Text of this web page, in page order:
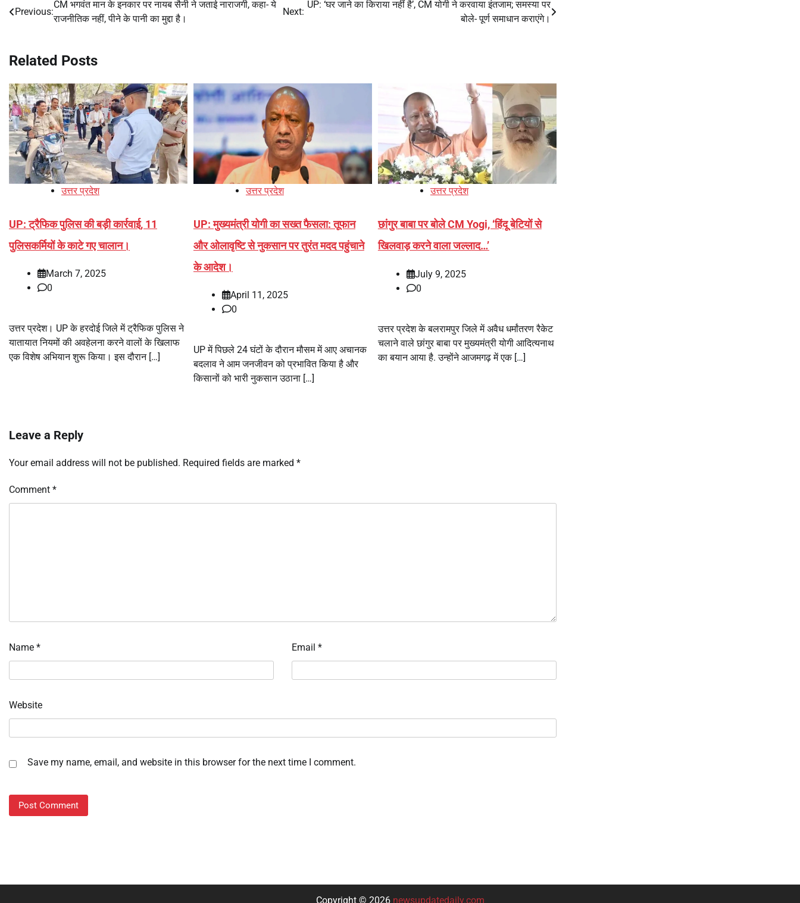
Post
Previous:
CM भगवंत मान के इनकार पर नायब सैनी ने जताई नाराजगी, कहा- ये
राजनीतिक नहीं, पीने के पानी का मुद्दा है।
Next:
UP: ‘घर जाने का किराया नहीं है’, CM योगी ने करवाया इंतजाम; समस्या पर
बोले- पूर्ण समाधान कराएंगे।
Related Posts
उत्तर प्रदेश
UP: ट्रैफिक पुलिस की बड़ी कार्रवाई, 11
पुलिसकर्मियों के काटे गए चालान।
March 7, 2025
0
उत्तर प्रदेश। UP के हरदोई जिले में ट्रैफिक पुलिस ने
यातायात नियमों की अवहेलना करने वालों के खिलाफ
एक विशेष अभियान शुरू किया। इस दौरान […]
उत्तर प्रदेश
UP: मुख्यमंत्री योगी का सख्त फैसला: तूफान
और ओलावृष्टि से नुकसान पर तुरंत मदद पहुंचाने
के आदेश।
April 11, 2025
0
UP में पिछले 24 घंटों के दौरान मौसम में आए अचानक
बदलाव ने आम जनजीवन को प्रभावित किया है और
किसानों को भारी नुकसान उठाना […]
उत्तर प्रदेश
छांगुर बाबा पर बोले CM Yogi, ‘हिंदू बेटियों से
खिलवाड़ करने वाला जल्लाद…’
July 9, 2025
0
उत्तर प्रदेश के बलरामपुर जिले में अवैध धर्मांतरण रैकेट
चलाने वाले छांगुर बाबा पर मुख्यमंत्री योगी आदित्यनाथ
का बयान आया है. उन्होंने आजमगढ़ में एक […]
Leave a Reply
Your email address will not be published. Required fields are marked *
Comment *
Name * Email *
Website
Save my name, email, and website in this browser for the next time I comment.
Copyright © 2026 newsupdatedaily.com